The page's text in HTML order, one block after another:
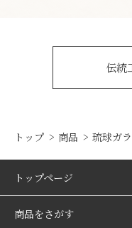
伝統
トップ 商品 琉球ガ
トップページ
商品をさがす